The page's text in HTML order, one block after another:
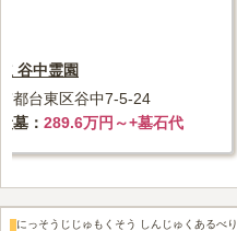
谷中霊園
都台東区谷中7-5-24
墓
289.6万円～+墓石代
にっそうじじゅもくそう しんじゅくあるべり